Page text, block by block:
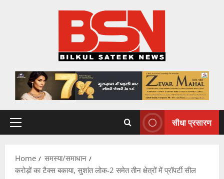
Primary
सीधा प्रसारण
Home
समस्या/समाधान
करोड़ों का टैक्स बकाया, सुशांत लोक-2 समेत तीन क्षेत्रों में प्रॉपर्टी सील